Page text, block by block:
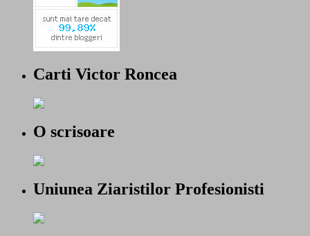
Carti Victor Roncea
O scrisoare
Uniunea Ziaristilor Profesionisti